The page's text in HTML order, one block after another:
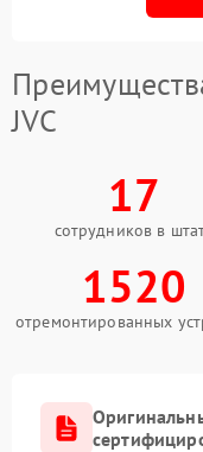
JVC
17
сотрудников в
1520
отремонтированных